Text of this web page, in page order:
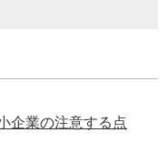
企業の注意する点